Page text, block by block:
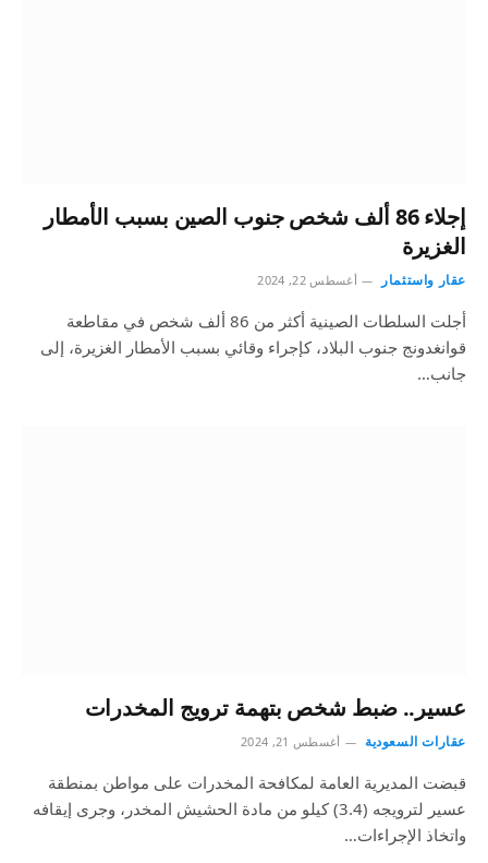
إجلاء 86 ألف شخص جنوب الصين بسبب الأمطار
الغزيرة
عقار واستثمار أغسطس 22, 2024
أجلت السلطات الصينية أكثر من 86 ألف شخص في مقاطعة
قوانغدونج جنوب البلاد، كإجراء وقائي بسبب الأمطار الغزيرة، إلى
جانب…
عسير.. ضبط شخص بتهمة ترويج المخدرات
عقارات السعودية أغسطس 21, 2024
قبضت المديرية العامة لمكافحة المخدرات على مواطن بمنطقة
عسير لترويجه (3.4) كيلو من مادة الحشيش المخدر، وجرى إيقافه
واتخاذ الإجراءات…